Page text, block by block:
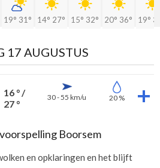
19° 31° 14° 27° 15° 32° 20° 36° 19°
17 AUGUSTUS
16 ° /
27 °
30 - 55 km/u 20 %
Boorsem
en opklaringen en het blijft